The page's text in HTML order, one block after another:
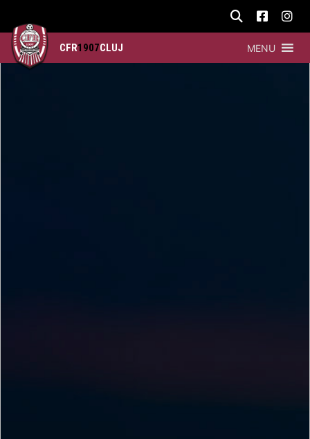
CFR1907CLUJ MENU